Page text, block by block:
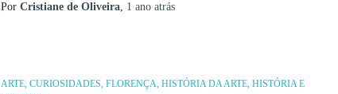
Por Cristiane de Oliveira, 1 ano atrás
ARTE CURIOSIDADES FLORENÇA HISTÓRIA DA ARTE HISTÓRIA E